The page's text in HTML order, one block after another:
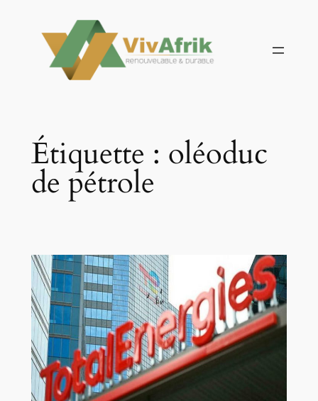
contenu
Étiquette : oléoduc
de pétrole